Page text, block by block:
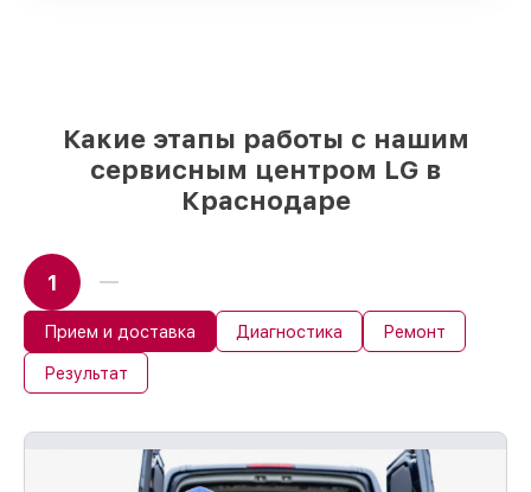
начинает работу сразу
Какие этапы работы с нашим
сервисным центром LG в
Краснодаре
1
Прием и доставка Диагностика Ремонт
Результат